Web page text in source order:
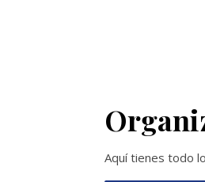
Aquí tienes todo